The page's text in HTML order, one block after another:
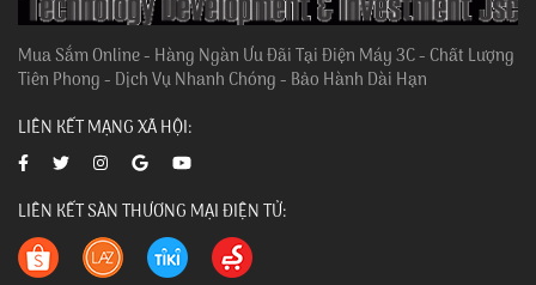
Mua Sắm Online - Hàng Ngàn Ưu Đãi Tại Điện Máy 3C - Chất Lượng
Tiên Phong - Dịch Vụ Nhanh Chóng - Bảo Hành Dài Hạn
LIÊN KẾT MẠNG XÃ HỘI:
LIÊN KẾT SÀN THƯƠNG MẠI ĐIỆN TỬ: